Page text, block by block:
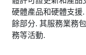
硬體產品和硬體支援
餘部分. 其服務業務
務等活動.